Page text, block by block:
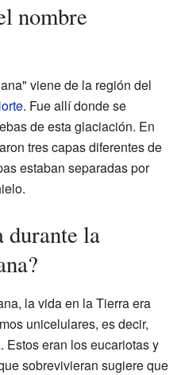
nombre
viene de la región del
. Fue allí donde se
de esta glaciación. En
tres capas diferentes de
estaban separadas por
durante la
la vida en la Tierra era
unicelulares, es decir,
Estos eran los eucariotas y
sobrevivieran sugiere que